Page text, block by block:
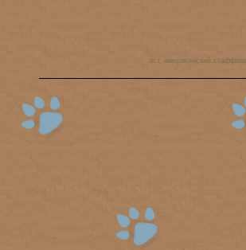
аст, американский